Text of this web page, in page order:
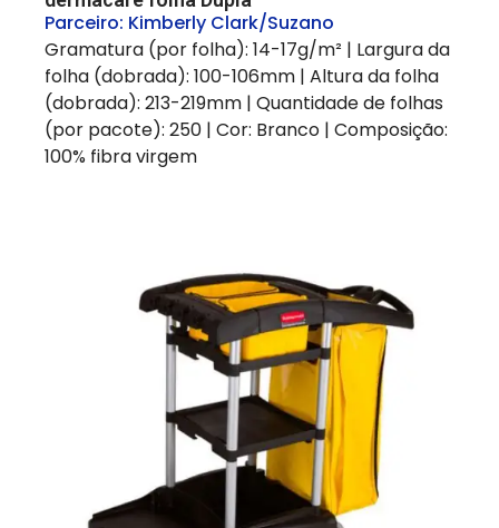
Parceiro: Kimberly Clark/Suzano
Gramatura (por folha): 14-17g/m² | Largura da
folha (dobrada): 100-106mm | Altura da folha
(dobrada): 213-219mm | Quantidade de folhas
(por pacote): 250 | Cor: Branco | Composição:
100% fibra virgem